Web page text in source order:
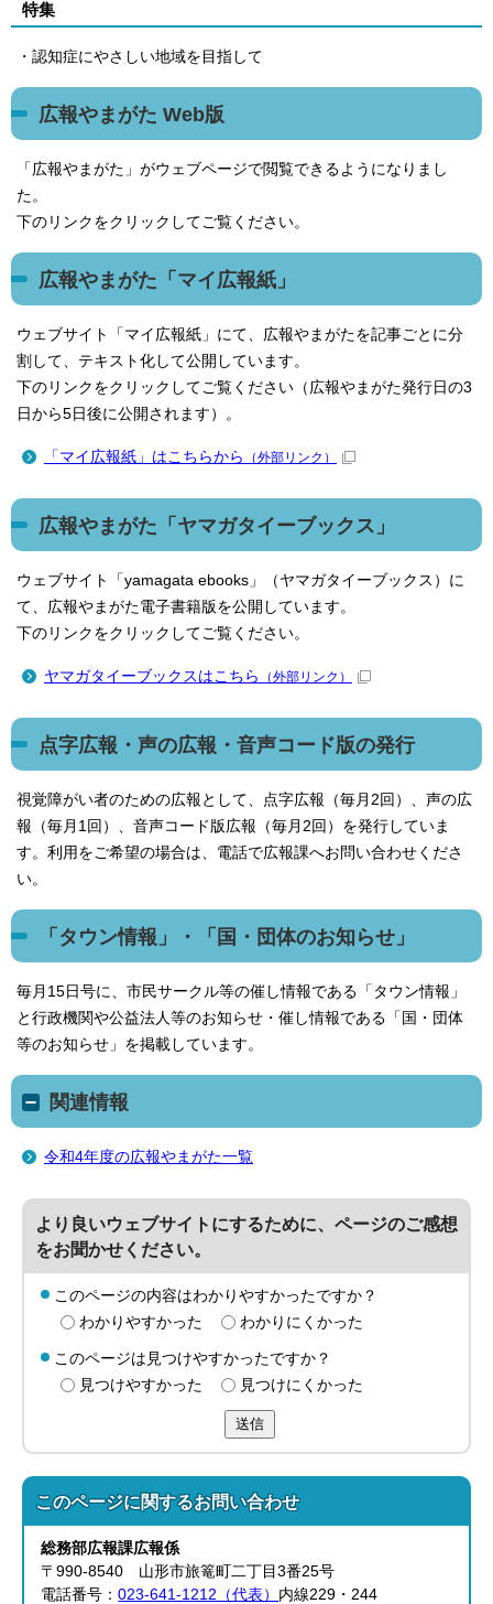
特集
・認知症にやさしい地域を目指して
広報やまがた Web版
「広報やまがた」がウェブページで閲覧できるようになりまし
た。
下のリンクをクリックしてご覧ください。
広報やまがた「マイ広報紙」
ウェブサイト「マイ広報紙」にて、広報やまがたを記事ごとに分
割して、テキスト化して公開しています。
下のリンクをクリックしてご覧ください（広報やまがた発行日の3
日から5日後に公開されます）。
「マイ広報紙」はこちらから （外部リンク）
広報やまがた「ヤマガタイーブックス」
ウェブサイト「yamagata ebooks」（ヤマガタイーブックス）に
て、広報やまがた電子書籍版を公開しています。
下のリンクをクリックしてご覧ください。
ヤマガタイーブックスはこちら （外部リンク）
点字広報・声の広報・音声コード版の発行
視覚障がい者のための広報として、点字広報（毎月2回）、声の広
報（毎月1回）、音声コード版広報（毎月2回）を発行していま
す。利用をご希望の場合は、電話で広報課へお問い合わせくださ
い。
「タウン情報」・「国・団体のお知らせ」
毎月15日号に、市民サークル等の催し情報である「タウン情報」
と行政機関や公益法人等のお知らせ・催し情報である「国・団体
等のお知らせ」を掲載しています。
関連情報
令和4年度の広報やまがた一覧
より良いウェブサイトにするために、ページのご感想
をお聞かせください。
このページの内容はわかりやすかったですか？
わかりやすかった
わかりにくかった
このページは見つけやすかったですか？
見つけやすかった
見つけにくかった
送信
このページに関するお問い合わせ
総務部広報課広報係
〒990-8540 山形市旅篭町二丁目3番25号
電話番号：023-641-1212（代表） 内線229・244